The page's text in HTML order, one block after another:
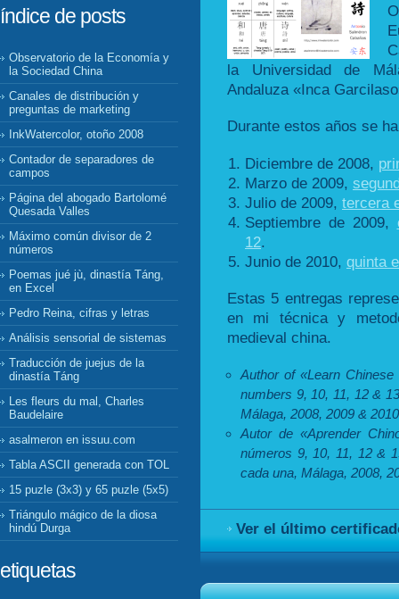
índice de posts
Observatorio de la Economía y
la Sociedad China
Canales de distribución y
preguntas de marketing
InkWatercolor, otoño 2008
Contador de separadores de
campos
Página del abogado Bartolomé
Quesada Valles
Máximo común divisor de 2
números
Poemas jué jù, dinastía Táng,
en Excel
Pedro Reina, cifras y letras
Análisis sensorial de sistemas
Traducción de juejus de la
dinastía Táng
Les fleurs du mal, Charles
Baudelaire
asalmeron en issuu.com
Tabla ASCII generada con TOL
15 puzle (3x3) y 65 puzle (5x5)
Triángulo mágico de la diosa
hindú Durga
etiquetas
la Universidad de
Andaluza «Inca
Durante estos años se
Diciembre de 2008,
Marzo de 2009,
Julio de 2009, tercera
Septiembre de 2009,
12.
Junio de 2010, quinta
Estas 5 entregas
en mi técnica y
medieval china.
Author of «Learn
numbers 9, 10, 11, 12 &
Málaga, 2008, 2009 &
Autor de «Aprender
números 9, 10, 11, 12 &
cada una, Málaga, 2008,
Ver el último